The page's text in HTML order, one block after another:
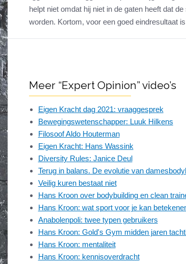
helpt niet omdat hij niet in de gaten heeft dat
worden. Kortom, voor een goed eindresultaat
Meer “Expert Opinion” video’s
Eigen Kracht dag 2021: vraaggesprek
Bewegingswetenschapper: Luuk Hilkens
Filosoof Aldo Houterman
Eigen Kracht: Hans Wassink
Diversity Rules: Janice Deul
Terug in balans. De evolutie van
Veilig kuren bestaat niet
Hans Kroon over bodybuilding en clean
Hans Kroon: wat sport voor je kan
Anabolenpoli: twee typen gebruikers
Hans Kroon: Gold's Gym midden jaren
Hans Kroon: mentaliteit
Hans Kroon: kennisoverdracht